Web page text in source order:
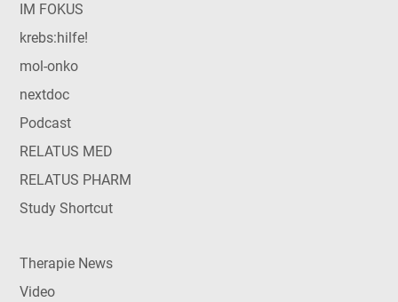
IM FOKUS
krebs:hilfe!
mol-onko
nextdoc
Podcast
RELATUS MED
RELATUS PHARM
Study Shortcut
Therapie News
Video